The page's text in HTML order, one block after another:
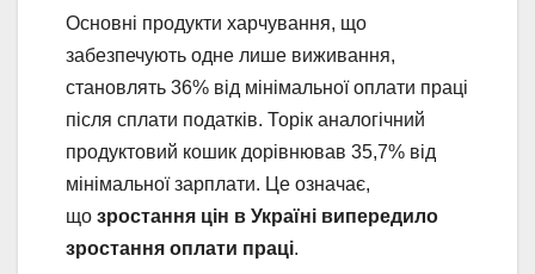
Основні продукти харчування, що
забезпечують одне лише виживання,
становлять 36% від мінімальної оплати праці
після сплати податків. Торік аналогічний
продуктовий кошик дорівнював 35,7% від
мінімальної зарплати. Це означає,
що зростання цін в Україні випередило
зростання оплати праці.